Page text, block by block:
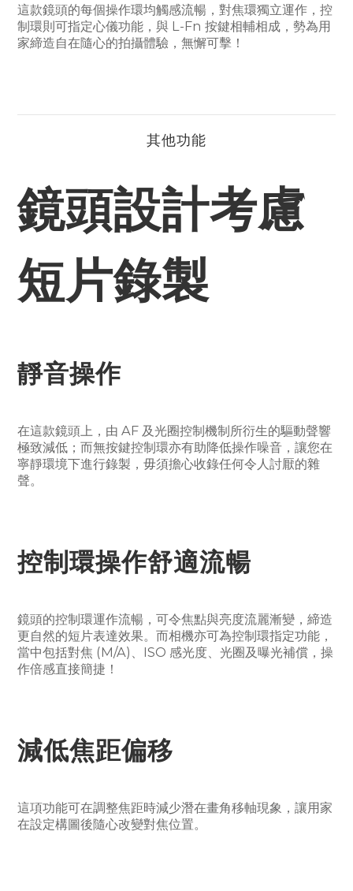
這款鏡頭的每個操作環均觸感流暢，對焦環獨立運作，控
制環則可指定心儀功能，與 L-Fn 按鍵相輔相成，勢為用
家締造自在隨心的拍攝體驗，無懈可擊！
其他功能
鏡頭設計考慮
短片錄製
靜音操作
在這款鏡頭上，由 AF 及光圈控制機制所衍生的驅動聲響
極致減低；而無按鍵控制環亦有助降低操作噪音，讓您在
寧靜環境下進行錄製，毋須擔心收錄任何令人討厭的雜
聲。
控制環操作舒適流暢
鏡頭的控制環運作流暢，可令焦點與亮度流麗漸變，締造
更自然的短片表達效果。而相機亦可為控制環指定功能，
當中包括對焦 (M/A)、ISO 感光度、光圈及曝光補償，操
作倍感直接簡捷！
減低焦距偏移
這項功能可在調整焦距時減少潛在畫角移軸現象，讓用家
在設定構圖後隨心改變對焦位置。